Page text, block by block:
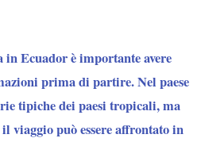
Ecuador è importante avere
prima di partire. Nel paese
tipiche dei paesi tropicali, ma
viaggio può essere affrontato in